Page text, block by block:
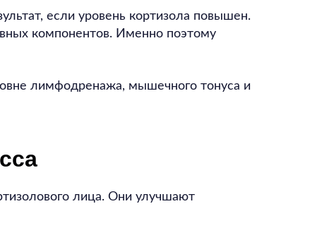
если уровень кортизола повышен.
компонентов. Именно поэтому
лимфодренажа, мышечного тонуса и
лица. Они улучшают